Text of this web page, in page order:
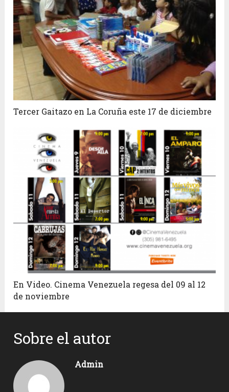
Tercer Gaitazo en La Coruña este 17 de diciembre
En Video. Cinema Venezuela regesa del 09 al 12
de noviembre
Sobre el autor
Admin